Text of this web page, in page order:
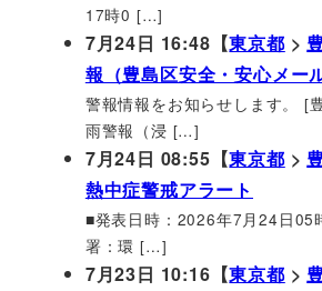
17時0 […]
7月24日 16:48【東京都 >
報（豊島区安全・安心メール
警報情報をお知らせします。 [
雨警報（浸 […]
7月24日 08:55【東京都 >
熱中症警戒アラート
■発表日時：2026年7月24日05
署：環 […]
7月23日 10:16【東京都 >